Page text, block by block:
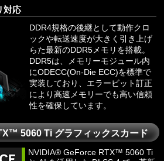
対応
DDR4規格の後継として動作クロ
ックや転送速度が大きく引き上げ
らた最新のDDR5メモリを搭載。
DDR5は、メモリーモジュール内
にODECC(On-Die ECC)を標準で
実装しており、エラービット訂正
により高速メモリーでも高い信頼
性を確保しています。
5060 Ti グラフィックスカード
NVIDIA® GeForce RTX™ 5060 Ti